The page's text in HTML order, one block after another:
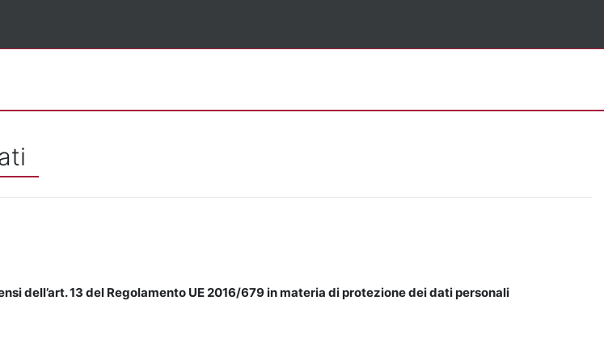
dell’art. 13 del Regolamento UE 2016/679 in materia di protezione dei dati personali